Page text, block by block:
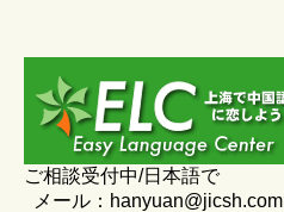
ご相談受付中/日本語で
メール：hanyuan@jicsh.com